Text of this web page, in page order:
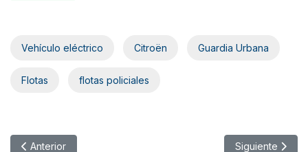
Vehículo eléctrico Citroën Guardia Urbana
Flotas flotas policiales
Artículo anterior: Acuerdo entre Ford Pro y DHL para el
Anterior Artículo
Siguiente